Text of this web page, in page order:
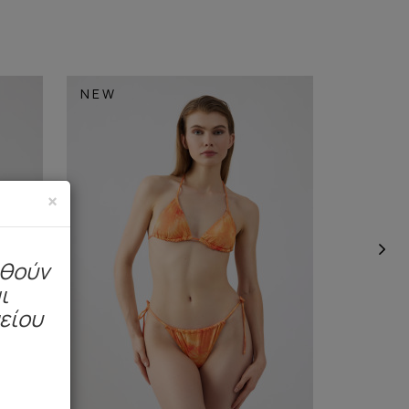
NEW
×